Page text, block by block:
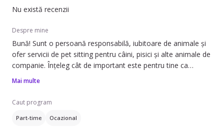
Nu există recenzii
Despre mine
Bună! Sunt o persoană responsabilă, iubitoare de animale și
ofer servicii de pet sitting pentru câini, pisici și alte animale de
companie. Înțeleg cât de important este pentru tine ca
prietenul tău necuvântător să fie în siguranță și bine îngrijit
Ce ofer:
• 🐶 Plimbări pentru câini
Mai multe
Caut program
Part-time Ocazional